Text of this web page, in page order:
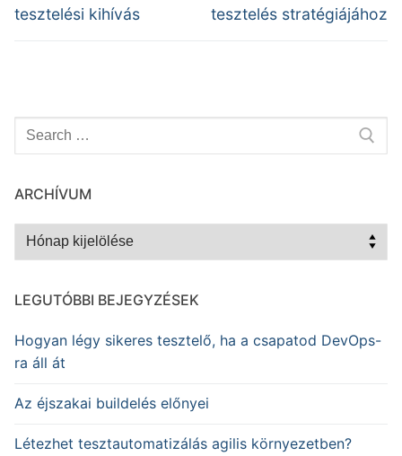
tesztelési kihívás
tesztelés stratégiájához
Keresése:
ARCHÍVUM
Archívum
LEGUTÓBBI BEJEGYZÉSEK
Hogyan légy sikeres tesztelő, ha a csapatod DevOps-
ra áll át
Az éjszakai buildelés előnyei
Létezhet tesztautomatizálás agilis környezetben?